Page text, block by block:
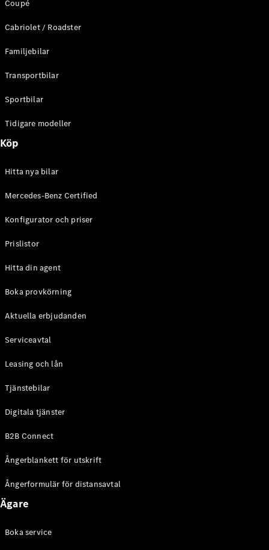
Terrain
E-Klass
Kombi
E-Klass
Terrain
Konfigurator
Store
A-Klass
Konfigurator
Mercedes-
Benz Online
Coupé
CLE Coupé
AMG GT
Dörrars
Coupé
Cabriolet / Roadster
Familjebilar
Transportbilar
Sportbilar
Tidigare modeller
Köp
Hitta nya bilar
Mercedes-Benz Certified
Konfigurator och priser
Prislistor
Hitta din agent
Boka provkörning
Aktuella erbjudanden
Serviceavtal
Leasing och lån
Tjänstebilar
Digitala tjänster
B2B Connect
Ångerblankett för utskrift
Ångerformulär för distansavtal
Ägare
Boka service